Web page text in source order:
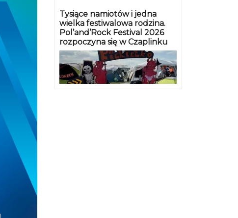
Tysiące namiotów i jedna
wielka festiwalowa rodzina.
Pol’and’Rock Festival 2026
rozpoczyna się w Czaplinku